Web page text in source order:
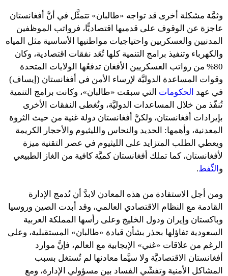
وثمَّة مشكلة أخرى قد تواجه «طالبان» تتمثَّل في أنَّ أفغانستان
عاجزة عن الوقوف على قدميها اقتصاديًّا، فرواتب الموظفين
المدنيين والعسكريين واحتياجيات مواطنيها الأساسية مثل المياه
والكهرباء وتنفيذ برامج التنمية كلها تُعَد نفقات اقتصادية، وكان
80% من رواتب العسكريين الأفغان تدفعُها الولايات المتحدة
وقوات المساعدة الدوليَّة لإرساء الأمن في أفغانستان (إيساف)
في عهد الحكومات التي سبقت «طالبان»، وكانت برامج التنمية
تُنفّذ من خلال المساعدات الدوليَّة، وتُغطى النفقات الأخرى
بإيرادات أفغانستان، ولكنَّ أفغانستان دولة غنية من حيث الثروة
المعدنية، وأهمها: الحديد والنحاس والليثيوم والأحجار الكريمة
ويعطي الطلب المتزايد على الليثيوم في عصر التقنية ميزة
لأفغانستان، كما تملك أفغانستان كميَّة كافية من الغاز الطبيعي
و النِّفط.
ومن أجل الاستفادة من هذه المعادن لابدَّ أن تُدمج الإدارة
القادمة مع النظام الاقتصادي العالمي، وقد أبدت الصين وروسيا
وباكستان وإيران ودول الخليج وعلى رأسها المملكة العربية
السعودية تفاؤلها بحذر بشأن قيادة «طالبان» المستقبلية، وعلى
الرغم من علاقات «غني» الإيجابية مع العالم، فإنَّ موارد
أفغانستان الاقتصاديَّة ولا سيَّما معادنها لم تُستغل بسبب
المشاكل الأمنية وتفشّي الفساد بين مسؤولي الإدارة، ومع